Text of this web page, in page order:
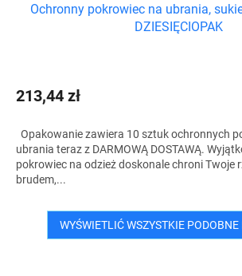
Ochronny pokrowiec na ubrania,
DZIESIĘCIOPAK
213,44 zł
Opakowanie zawiera 10 sztuk ochronnych
ubrania teraz z DARMOWĄ DOSTAWĄ.
pokrowiec na odzież doskonale chroni Twoje
brudem,...
WYŚWIETLIĆ WSZYSTKIE PODOBNE